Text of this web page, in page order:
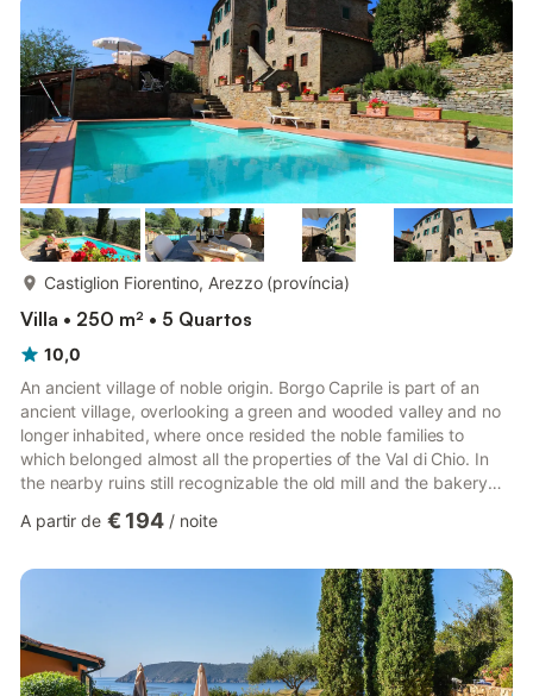
Castiglion Fiorentino, Arezzo (província)
Villa • 250 m² • 5 Quartos
10,0
An ancient village of noble origin. Borgo Caprile is part of an
ancient village, overlooking a green and wooded valley and no
longer inhabited, where once resided the noble families to
which belonged almost all the properties of the Val di Chio. In
the nearby ruins still recognizable the old mill and the bakery
also find the architectural characteristics of the houses of noble
and spacious and bright rooms. The house and its equipment.
A partir de € 194 / noite